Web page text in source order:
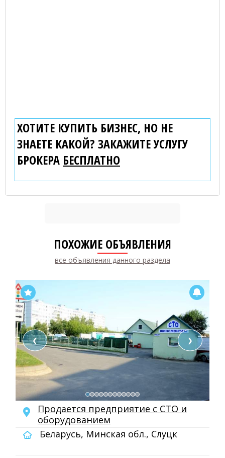
ХОТИТЕ КУПИТЬ БИЗНЕС, НО НЕ
ЗНАЕТЕ КАКОЙ? ЗАКАЖИТЕ УСЛУГУ
БРОКЕРА БЕСПЛАТНО
ПОХОЖИЕ ОБЪЯВЛЕНИЯ
все объявления данного раздела
❮ ❯
Продается предприятие с СТО и
оборудованием
Беларусь, Минская обл., Слуцк